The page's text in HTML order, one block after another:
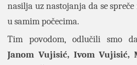
nasilja uz nastojanja da se
u samim počecima.
Tim povodom, odlučili smo
Janom Vujisić, Ivom Vujisić,